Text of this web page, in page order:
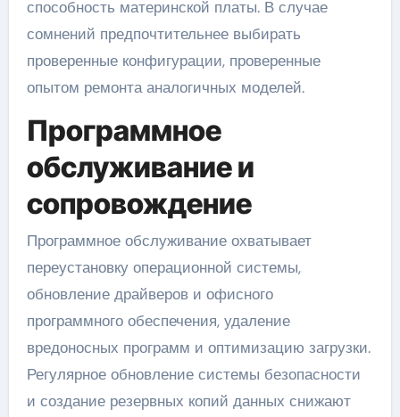
способность материнской платы. В случае
сомнений предпочтительнее выбирать
проверенные конфигурации, проверенные
опытом ремонта аналогичных моделей.
Программное
обслуживание и
сопровождение
Программное обслуживание охватывает
переустановку операционной системы,
обновление драйверов и офисного
программного обеспечения, удаление
вредоносных программ и оптимизацию загрузки.
Регулярное обновление системы безопасности
и создание резервных копий данных снижают